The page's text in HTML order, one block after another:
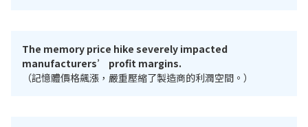
The memory price hike severely impacted
manufacturers’ profit margins.
（記憶體價格飆漲，嚴重壓縮了製造商的利潤空間。）